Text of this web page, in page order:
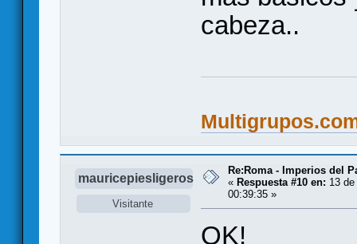
cabeza..
mauricepiesligeros
Visitante
Re:Roma - Imperios del
« Respuesta #10 en: 13
00:39:35 »
OK!